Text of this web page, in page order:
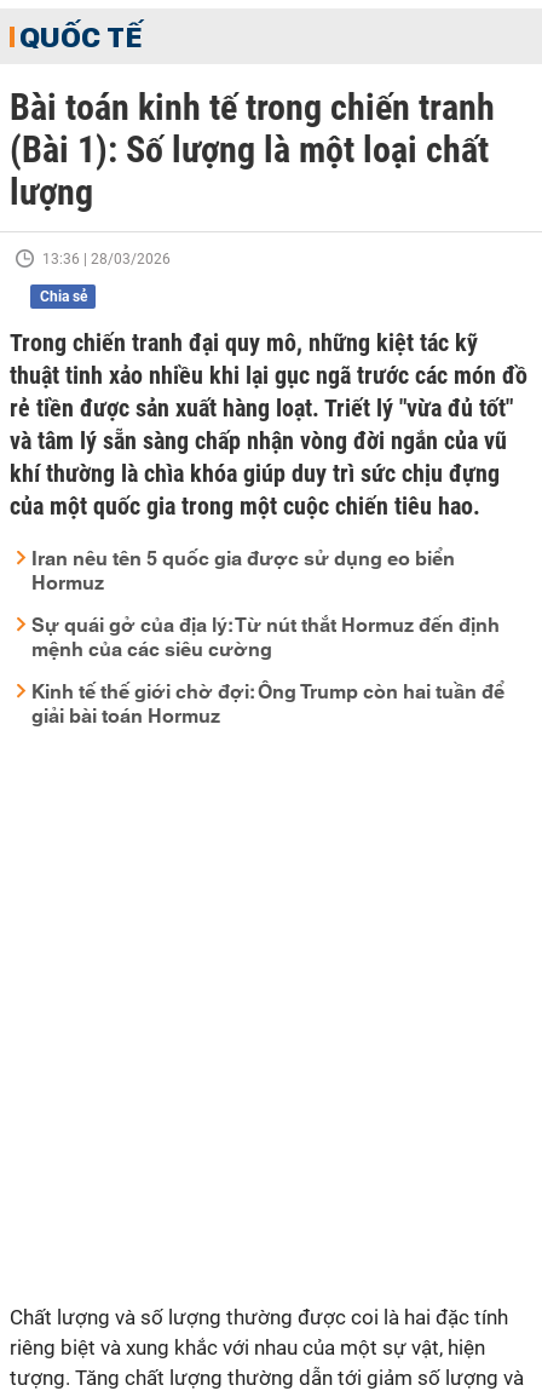
QUỐC TẾ
Bài toán kinh tế trong chiến tranh
(Bài 1): Số lượng là một loại chất
lượng
13:36 | 28/03/2026
Chia sẻ
Trong chiến tranh đại quy mô, những kiệt tác kỹ
thuật tinh xảo nhiều khi lại gục ngã trước các món đồ
rẻ tiền được sản xuất hàng loạt. Triết lý "vừa đủ tốt"
và tâm lý sẵn sàng chấp nhận vòng đời ngắn của vũ
khí thường là chìa khóa giúp duy trì sức chịu đựng
của một quốc gia trong một cuộc chiến tiêu hao.
Iran nêu tên 5 quốc gia được sử dụng eo biển
Hormuz
Sự quái gở của địa lý: Từ nút thắt Hormuz đến định
mệnh của các siêu cường
Kinh tế thế giới chờ đợi: Ông Trump còn hai tuần để
giải bài toán Hormuz
Chất lượng và số lượng thường được coi là hai đặc tính
riêng biệt và xung khắc với nhau của một sự vật, hiện
tượng. Tăng chất lượng thường dẫn tới giảm số lượng và